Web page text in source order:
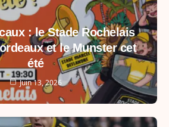
: le Stade Rochelais
et le Munster cet
été
Juin 13, 2026